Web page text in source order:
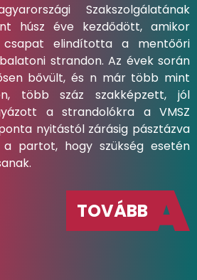
Szakszolgálatának
húsz éve kezdődött, amikor
elindította a mentőőri
strandon. Az évek során
bővült, és n már több mint
több száz szakképzett, jól
a strandolókra a VMSZ
nyitástól zárásig pásztázva
partot, hogy szükség esetén
TOVÁBB